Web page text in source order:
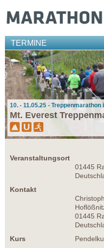
TERMINE
10. - 11.05.25 -
Mt. Everest
Veranstaltungsort
01445
Kontakt
01445
Kurs